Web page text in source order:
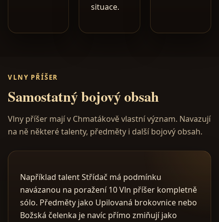
situace.
VLNY PŘÍŠER
Samostatný bojový obsah
Vlny příšer mají v Chmatákově vlastní význam. Navazují
na ně některé talenty, předměty i další bojový obsah.
Například talent Střídač má podmínku
navázanou na poražení 10 Vln příšer kompletně
sólo. Předměty jako Upilovaná brokovnice nebo
Božská čelenka je navíc přímo zmiňují jako